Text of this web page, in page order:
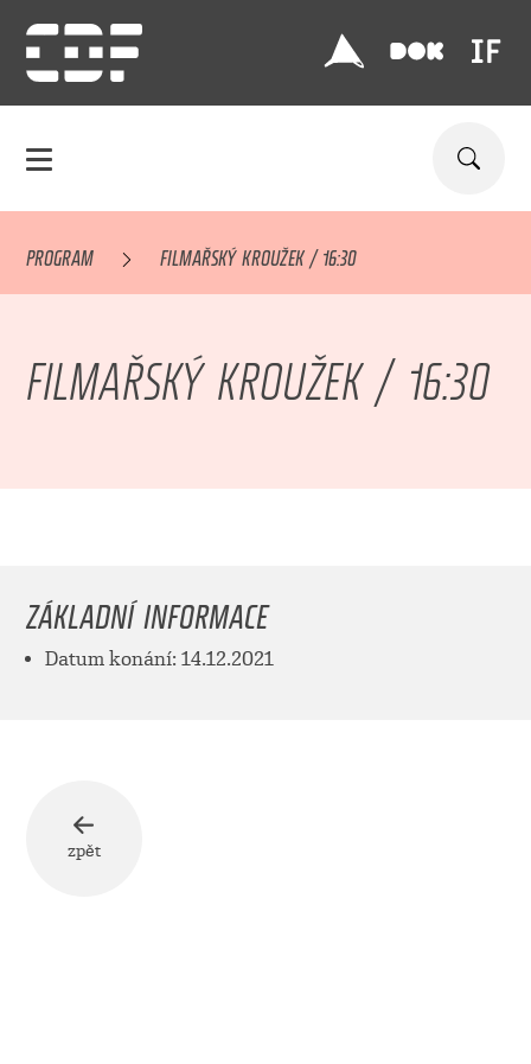
PROGRAM FILMAŘSKÝ KROUŽEK / 16:30
FILMAŘSKÝ KROUŽEK / 16:30
ZÁKLADNÍ INFORMACE
Datum konání: 14.12.2021
zpět